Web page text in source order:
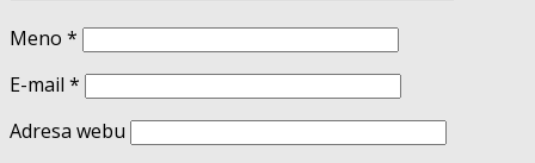
Meno *
E-mail *
Adresa webu